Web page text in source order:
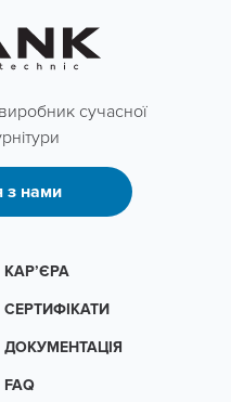
сучасної
з нами
КАР’ЄРА
СЕРТИФІКАТИ
ДОКУМЕНТАЦІЯ
FAQ